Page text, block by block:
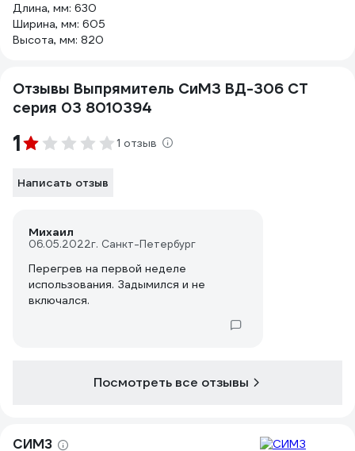
Длина, мм: 630
Ширина, мм: 605
Высота, мм: 820
Отзывы Выпрямитель СиМЗ ВД-306 СТ
серия 03 8010394
1 1 отзыв
Написать отзыв
Михаил
06.05.2022г. Санкт-Петербург
Перегрев на первой неделе
использования. Задымился и не
включался.
Посмотреть все отзывы
СИМЗ